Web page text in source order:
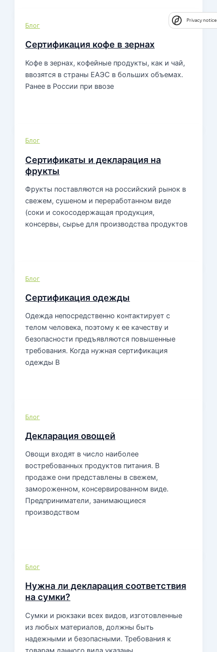
Блог
Сертификация кофе в зернах
Кофе в зернах, кофейные продукты, как и чай,
ввозятся в страны ЕАЭС в больших объемах.
Ранее в России при ввозе
Блог
Сертификаты и декларация на
фрукты
Фрукты поставляются на российский рынок в
свежем, сушеном и переработанном виде
(соки и сокосодержащая продукция,
консервы, сырье для производства продуктов
Блог
Сертификация одежды
Одежда непосредственно контактирует с
телом человека, поэтому к ее качеству и
безопасности предъявляются повышенные
требования. Когда нужная сертификация
одежды В
Блог
Декларация овощей
Овощи входят в число наиболее
востребованных продуктов питания. В
продаже они представлены в свежем,
замороженном, консервированном виде.
Предприниматели, занимающиеся
производством
Блог
Нужна ли декларация соответствия
на сумки?
Сумки и рюкзаки всех видов, изготовленные
из любых материалов, должны быть
надежными и безопасными. Требования к
Privacy notice